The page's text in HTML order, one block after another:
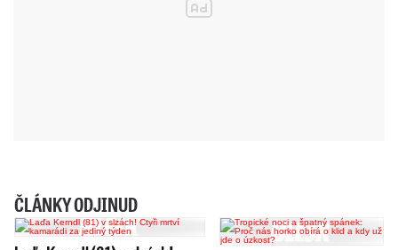
ČLÁNKY ODJINUD